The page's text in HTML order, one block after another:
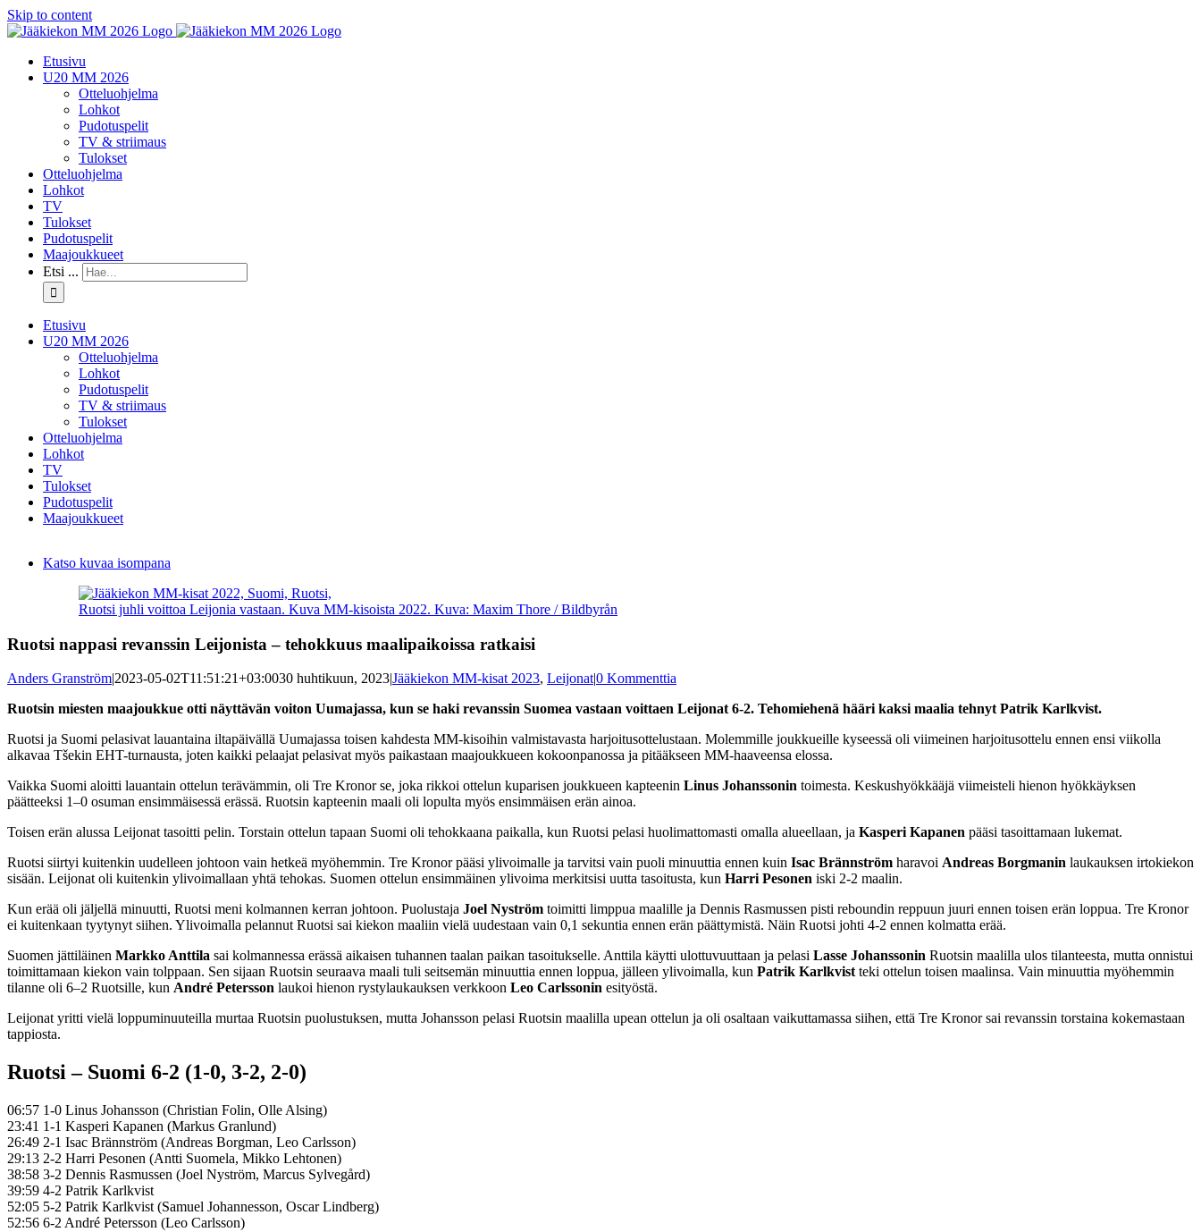
Skip to content
Etusivu
U20 MM 2026
Otteluohjelma
Lohkot
Pudotuspelit
TV & striimaus
Tulokset
Otteluohjelma
Lohkot
TV
Tulokset
Pudotuspelit
Maajoukkueet
Etsi ...
Etusivu
U20 MM 2026
Otteluohjelma
Lohkot
Pudotuspelit
TV & striimaus
Tulokset
Otteluohjelma
Lohkot
TV
Tulokset
Pudotuspelit
Maajoukkueet
Katso kuvaa isompana
Ruotsi juhli voittoa Leijonia vastaan. Kuva MM-kisoista 2022. Kuva: Maxim Thore / Bildbyrån
Ruotsi nappasi revanssin Leijonista – tehokkuus maalipaikoissa ratkaisi
Anders Granström|2023-05-02T11:51:21+03:0030 huhtikuun, 2023|Jääkiekon MM-kisat 2023, Leijonat|0 Kommenttia
Ruotsin miesten maajoukkue otti näyttävän voiton Uumajassa, kun se haki revanssin Suomea vastaan voittaen Leijonat 6-2. Tehomiehenä hääri kaksi maalia tehnyt Patrik Karlkvist.
Ruotsi ja Suomi pelasivat lauantaina iltapäivällä Uumajassa toisen kahdesta MM-kisoihin valmistavasta harjoitusottelustaan. Molemmille joukkueille kyseessä oli viimeinen harjoitusottelu ennen ensi viikolla
alkavaa Tšekin EHT-turnausta, joten kaikki pelaajat pelasivat myös paikastaan maajoukkueen kokoonpanossa ja pitääkseen MM-haaveensa elossa.
Vaikka Suomi aloitti lauantain ottelun terävämmin, oli Tre Kronor se, joka rikkoi ottelun kuparisen joukkueen kapteenin Linus Johanssonin toimesta. Keskushyökkääjä viimeisteli hienon hyökkäyksen
päätteeksi 1–0 osuman ensimmäisessä erässä. Ruotsin kapteenin maali oli lopulta myös ensimmäisen erän ainoa.
Toisen erän alussa Leijonat tasoitti pelin. Torstain ottelun tapaan Suomi oli tehokkaana paikalla, kun Ruotsi pelasi huolimattomasti omalla alueellaan, ja Kasperi Kapanen pääsi tasoittamaan lukemat.
Ruotsi siirtyi kuitenkin uudelleen johtoon vain hetkeä myöhemmin. Tre Kronor pääsi ylivoimalle ja tarvitsi vain puoli minuuttia ennen kuin Isac Brännström haravoi Andreas Borgmanin laukauksen irtokiekon
sisään. Leijonat oli kuitenkin ylivoimallaan yhtä tehokas. Suomen ottelun ensimmäinen ylivoima merkitsisi uutta tasoitusta, kun Harri Pesonen iski 2-2 maalin.
Kun erää oli jäljellä minuutti, Ruotsi meni kolmannen kerran johtoon. Puolustaja Joel Nyström toimitti limppua maalille ja Dennis Rasmussen pisti reboundin reppuun juuri ennen toisen erän loppua. Tre Kronor
ei kuitenkaan tyytynyt siihen. Ylivoimalla pelannut Ruotsi sai kiekon maaliin vielä uudestaan vain 0,1 sekuntia ennen erän päättymistä. Näin Ruotsi johti 4-2 ennen kolmatta erää.
Suomen jättiläinen Markko Anttila sai kolmannessa erässä aikaisen tuhannen taalan paikan tasoitukselle. Anttila käytti ulottuvuuttaan ja pelasi Lasse Johanssonin Ruotsin maalilla ulos tilanteesta, mutta onnistui
toimittamaan kiekon vain tolppaan. Sen sijaan Ruotsin seuraava maali tuli seitsemän minuuttia ennen loppua, jälleen ylivoimalla, kun Patrik Karlkvistteki ottelun toisen maalinsa. Vain minuuttia myöhemmin
tilanne oli 6–2 Ruotsille, kun André Petersson laukoi hienon rystylaukauksen verkkoon Leo Carlssonin esityöstä.
Leijonat yritti vielä loppuminuuteilla murtaa Ruotsin puolustuksen, mutta Johansson pelasi Ruotsin maalilla upean ottelun ja oli osaltaan vaikuttamassa siihen, että Tre Kronor sai revanssin torstaina kokemastaan
tappiosta.
Ruotsi – Suomi 6-2 (1-0, 3-2, 2-0)
06:57 1-0 Linus Johansson (Christian Folin, Olle Alsing)
23:41 1-1 Kasperi Kapanen (Markus Granlund)
26:49 2-1 Isac Brännström (Andreas Borgman, Leo Carlsson)
29:13 2-2 Harri Pesonen (Antti Suomela, Mikko Lehtonen)
38:58 3-2 Dennis Rasmussen (Joel Nyström, Marcus Sylvegård)
39:59 4-2 Patrik Karlkvist
52:05 5-2 Patrik Karlkvist (Samuel Johannesson, Oscar Lindberg)
52:56 6-2 André Petersson (Leo Carlsson)